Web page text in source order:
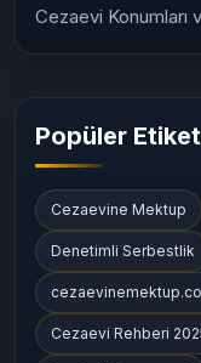
Cezaevi Konumları
Popüler
Cezaevine Mektup
Denetimli Serbestlik
Cezaevi Rehberi